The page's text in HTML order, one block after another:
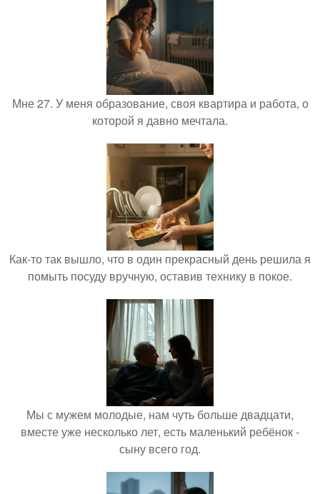
Мне 27. У меня образование, своя квартира и работа, о
которой я давно мечтала.
Как-то так вышло, что в один прекрасный день решила я
помыть посуду вручную, оставив технику в покое.
Мы с мужем молодые, нам чуть больше двадцати,
вместе уже несколько лет, есть маленький ребёнок -
сыну всего год.